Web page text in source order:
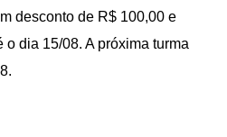
desconto de R$ 100,00 e
o dia 15/08. A próxima turma